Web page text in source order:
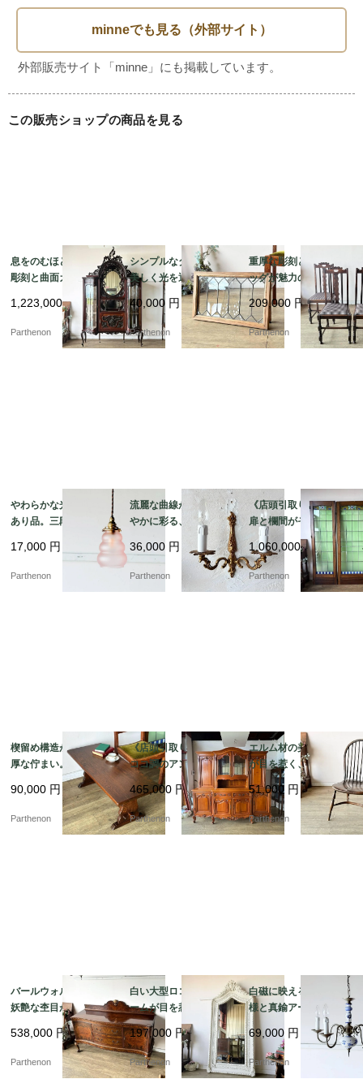
のシフォニアもロカイユやアカンサスのモチーフが取り入れ
られたエレガントなデザインで統一されています。ヴィクト
リアン様式の家具は濃いめのシックな色合いのものが多い
中、こちらは珍しく比較的明るいお色です。
質の良いマホガニーに全体に施された象嵌細工、また華やか
な彫刻のどれをとってもハイクオリティな逸品です。
この販売ショップの商品を見る
息をのむほどの繊細な
彫刻と曲面ガラスが美
しいマホガニー製シフ
ォニア。華やかな存在
感を放つミラー付きキ
ャビネット【k182】
1,223,000円
Parthenon
シンプルなダイヤ柄が
美しく光を通すステン
ドグラス。施工や飾り
に便利な木製フレーム
付き。【51625-1】
40,000 円
Parthenon
重厚な彫刻とボビンレ
ッグが魅力のオーク製
ダイニングチェア4脚セ
ット。張り替え済みで
快適な座り心地。【c3
25】
209,000 円
Parthenon
やわらかな光を灯す訳
あり品。三段フォルム
が愛らしいピンクガラ
スのペンダントライト
17,000 円
Parthenon
流麗な曲線が壁面を華
やかに彩る、金色の装
飾が優雅に映える2灯式
ウォールランプ【222
36,000 円
Parthenon
《店頭引取り限定》3枚
扉と欄間がそろう希少
な建具。花文様のステ
ンドグラスを彩る大型
ドアセット【03433】
1,060,000円
Parthenon
楔留め構造が映える重
厚な佇まい。力強いオ
ークの木目を楽しむコ
ーヒーテーブル【t32
0】
90,000 円
Parthenon
《店頭引取り限定》ロ
ココ調のアンティーク
風大型キャビネット。
空間を圧倒的な気品で
彩るガラス扉付きのカ
ップボード。【k207】
465,000 円
Parthenon
エルム材の美しい木目
が目を惹く、温かみあ
る空間を演出するヴィ
ンテージ調の木製ウィ
ンザーチェア【c349】
51,000 円
Parthenon
バールウォルナットの
妖艶な杢目が目を惹
く、空間を優雅に彩る
チッペンデール様式の
サイドボード【ds43-
538,000 円
Parthenon
白い大型ロココ調フレ
ームが目を惹く、空間
を優雅に彩るアンティ
ーク調の大型スタンド
ミラー【fo244】
197,000 円
Parthenon
白磁に映える青い花模
様と真鍮アームのコン
トラスト。爽やかな気
品を漂わせる陶器製5灯
式シャンデリア【sy47
6】
69,000 円
Parthenon